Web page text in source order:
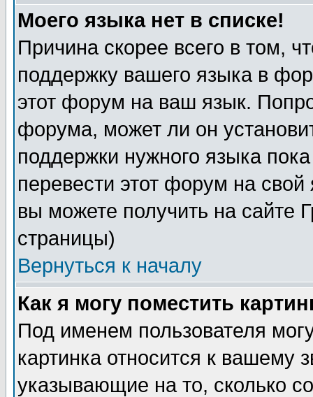
Моего языка нет в списке!
Причина скорее всего в том,
поддержку вашего языка в
этот форум на ваш язык.
форума, может ли он
поддержки нужного языка
перевести этот форум на
вы можете получить на сайте
страницы)
Вернуться к началу
Как я могу поместить
Под именем пользователя
картинка относится к вашему
указывающие на то, сколько